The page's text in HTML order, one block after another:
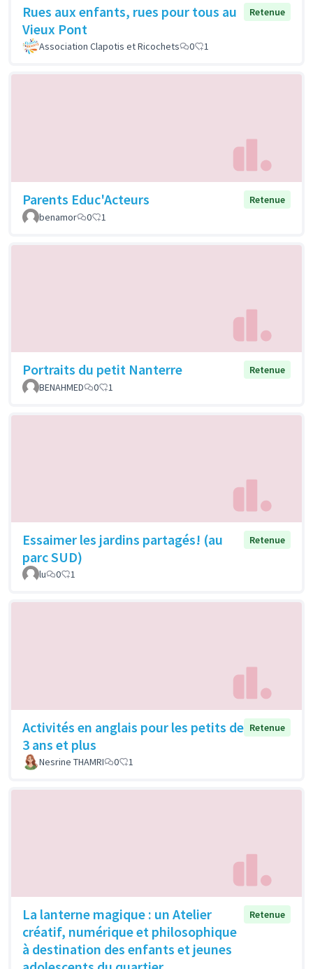
Rues aux enfants, rues pour tous au
Vieux Pont
Retenue
Association Clapotis et Ricochets 0 1
Parents Educ'Acteurs
Retenue
benamor
0 1
Portraits du petit Nanterre
Retenue
BENAHMED
0 1
Essaimer les jardins partagés! (au
parc SUD)
Retenue
lu 0 1
Activités en anglais pour les petits de
3 ans et plus
Retenue
Nesrine THAMRI 0 1
La lanterne magique : un Atelier
créatif, numérique et philosophique
à destination des enfants et jeunes
Retenue